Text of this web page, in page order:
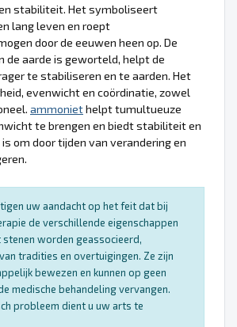
stabiliteit. Het symboliseert
lang leven en roept
door de eeuwen heen op. De
de aarde is geworteld, helpt de
te stabiliseren en te aarden. Het
evenwicht en coördinatie, zowel
ammoniethelpt tumultueuze
te brengen en biedt stabiliteit en
om door tijden van verandering en
uw aandacht op het feit dat bij
de verschillende eigenschappen
stenen worden geassocieerd,
tradities en overtuigingen. Ze zijn
bewezen en kunnen op geen
medische behandeling vervangen.
probleem dient u uw arts te